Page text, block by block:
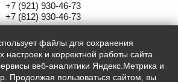
+7 (921) 930-46-73
+7 (812) 930-46-73
социальных сетях:
 
файлы для сохранения
настроек и корректной работы сайта
веб-аналитики Яндекс.Метрика и
Продолжая пользоваться сайтом, вы